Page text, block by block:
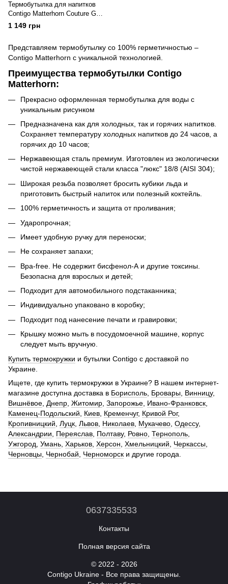
Термобутылка для напитков
Contigo Matterhorn Couture Gold
590 ml (2124062)
1 149 грн
Представляем термобутылку со 100% герметичностью –
Contigo Matterhorn с уникальной технологией.
Преимущества термобутылки Contigo
Matterhorn:
Прекрасно оформленная термобутылка для воды с
уникальным рисунком
Предназначена как для холодных, так и горячих напитков.
Сохраняет температуру холодных напитков до 24 часов, а
горячих до 10 часов;
Нержавеющая сталь премиум. Изготовлен из экологически
чистой нержавеющей стали класса "люкс" 18/8 (AISI 304);
Широкая резьба позволяет бросить кубики льда и
приготовить быстрый напиток или полезный коктейль.
100% герметичность и защита от проливания;
Ударопрочная;
Имеет удобную ручку для переноски;
Не сохраняет запахи;
Bpa-free. Не содержит бисфенол-А и другие токсины.
Безопасна для взрослых и детей;
Подходит для автомобильного подстаканника;
Индивидуально упаковано в коробку;
Подходит под нанесение печати и гравировки;
Крышку можно мыть в посудомоечной машине, корпус
следует мыть вручную.
Купить термокружки и бутылки Contigo с доставкой по
Украине.
Ищете, где купить термокружки в Украине? В нашем интернет-
магазине доступна доставка в Борисполь Бровары Винницу,
Вишнёвое Днепр Житомир Запорожье Ивано-Франковск
Каменец-Подольский
Киев Кременчуг, Кривой Рог,
Кропивницкий Луцк Львов Николаев Мукачево Одессу,
Александрии
Переяслав Полтаву, Ровно Тернополь
Ужгород Умань Харьков Херсон Хмельницкий Черкассы
Черновцы Чернобай Черноморск и другие города.
0637335533
Контакты
Полная версия сайта
© 2022 - 2026
Contigo Ukraine - Все права защищены.